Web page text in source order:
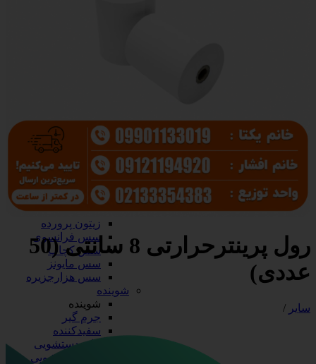
آب نارنج
آبلیمو
سرکه
سس، رب و زیتون
سس، رب و زیتون
رب گوجه
زیتون
زیتون پرورده
سس فرانسوی
سس کچاپ
سس مایونز
سس هزارجزیره
شوینده
شوینده
جرم گیر
سفیدکننده
مایع دستشویی
مایع ظرفشویی
رول پرینترحرارتی 8 سانتی (50
عددی)
سایر /